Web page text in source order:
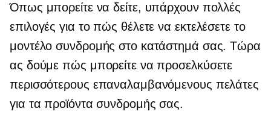
Όπως μπορείτε να δείτε, υπάρχουν πολλές
επιλογές για το πώς θέλετε να εκτελέσετε το
μοντέλο συνδρομής στο κατάστημά σας. Τώρα
ας δούμε πώς μπορείτε να προσελκύσετε
περισσότερους επαναλαμβανόμενους πελάτες
για τα προϊόντα συνδρομής σας.